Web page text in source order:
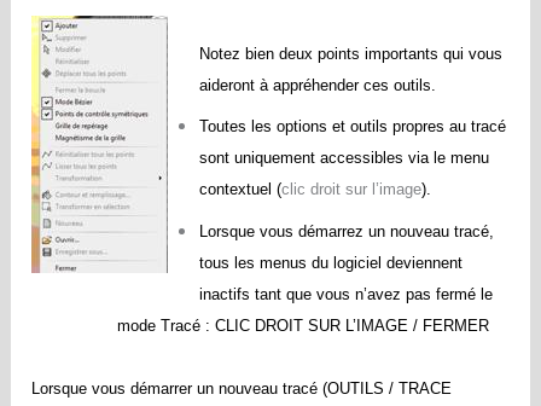
Notez bien deux points importants qui vous
aideront à appréhender ces outils.
Toutes les options et outils propres au tracé
sont uniquement accessibles via le menu
contextuel (clic droit sur l’image).
Lorsque vous démarrez un nouveau tracé,
tous les menus du logiciel deviennent
inactifs tant que vous n’avez pas fermé le
mode Tracé : CLIC DROIT SUR L’IMAGE / FERMER
Lorsque vous démarrer un nouveau tracé (OUTILS / TRACE